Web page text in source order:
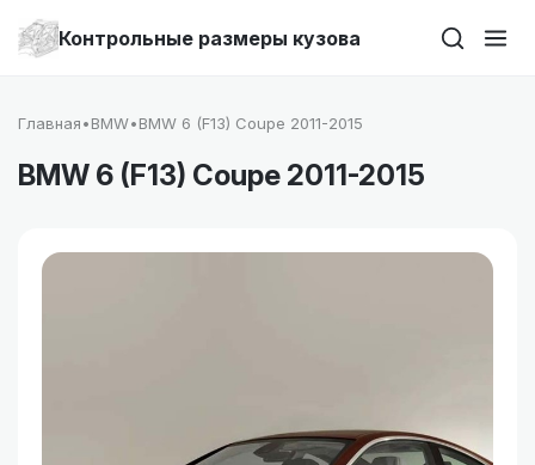
Контрольные размеры кузова
Главная•BMW•BMW 6 (F13) Coupe 2011-2015
BMW 6 (F13) Coupe 2011-2015